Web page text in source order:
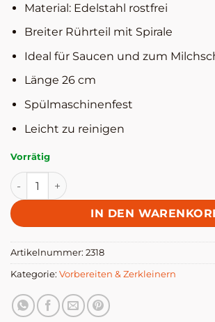
Material: Edelstahl rostfrei
Breiter Rührteil mit Spirale
Ideal für Saucen und zum
Länge 26 cm
Spülmaschinenfest
Leicht zu reinigen
Vorrätig
Rührbesen Menge
IN DEN
Artikelnummer: 2318
Kategorie: Vorbereiten & Zerkleinern